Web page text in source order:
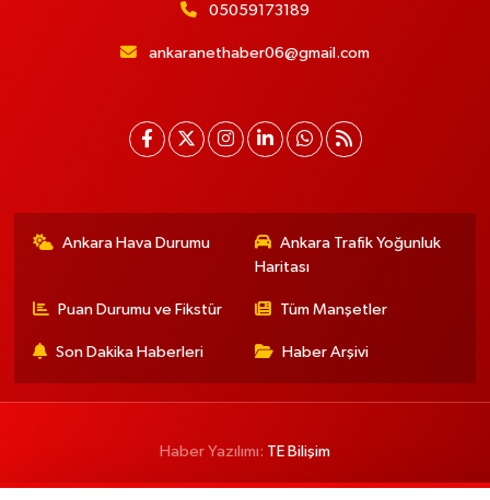
05059173189
ankaranethaber06@gmail.com
Ankara Hava Durumu
Ankara Trafik Yoğunluk
Haritası
Puan Durumu ve Fikstür Tüm Manşetler
Son Dakika Haberleri Haber Arşivi
Haber Yazılımı: TE Bilişim